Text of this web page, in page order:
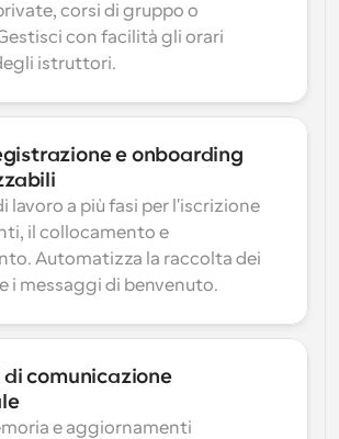
corsi di gruppo o
con facilità gli orari
istruttori.
e onboarding
lavoro a più fasi per l'iscrizione
il collocamento e
Automatizza la raccolta dei
i messaggi di benvenuto.
comunicazione
e aggiornamenti